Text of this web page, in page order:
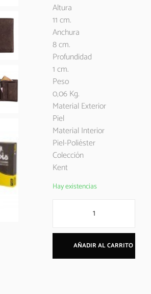
Altura
11 cm.
Anchura
8 cm.
Profundidad
1 cm.
Peso
0,06 Kg.
Material Exterior
Piel
Material Interior
Piel-Poliéster
Colección
Kent
Hay existencias
AÑADIR AL CARRITO